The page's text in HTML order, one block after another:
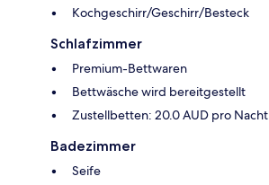
Kochgeschirr/Geschirr/Besteck
Schlafzimmer
Premium-Bettwaren
Bettwäsche wird bereitgestellt
Zustellbetten: 20.0 AUD pro Nacht
Badezimmer
Seife